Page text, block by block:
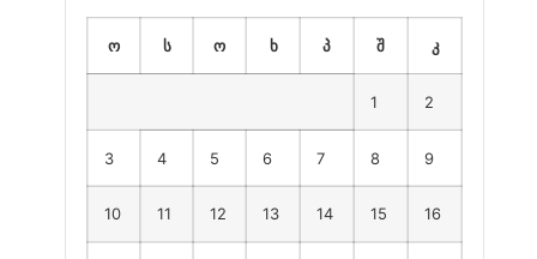
ო ს ო ხ პ შ კ
1 2
3 4 5 6 7 8 9
10 11 12 13 14 15 16